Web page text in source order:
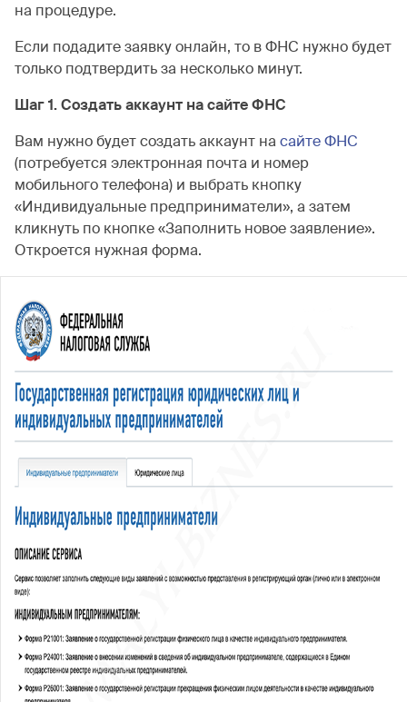
на процедуре.
Если подадите заявку онлайн, то в ФНС нужно будет
только подтвердить за несколько минут.
Шаг 1. Создать аккаунт на сайте ФНС
Вам нужно будет создать аккаунт на сайте ФНС
(потребуется электронная почта и номер
мобильного телефона) и выбрать кнопку
«Индивидуальные предприниматели», а затем
кликнуть по кнопке «Заполнить новое заявление».
Откроется нужная форма.